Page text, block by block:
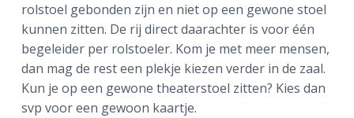
rolstoel gebonden zijn en niet op een gewone stoel
kunnen zitten. De rij direct daarachter is voor één
begeleider per rolstoeler. Kom je met meer mensen,
dan mag de rest een plekje kiezen verder in de zaal.
Kun je op een gewone theaterstoel zitten? Kies dan
svp voor een gewoon kaartje.